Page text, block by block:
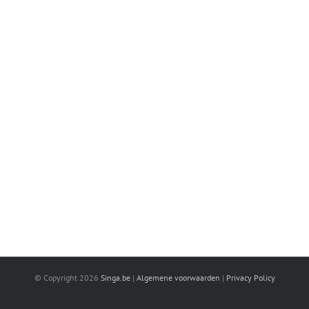
© Copyright 2026 Singa.be| Algemene voorwaarden | Privacy Policy